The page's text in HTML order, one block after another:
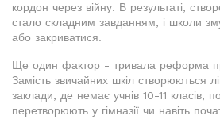
кордон через війну. В результаті,
стало складним завданням, і школи
або закриватися.
Ще один фактор - тривала реформа
Замість звичайних шкіл створюються
заклади, де немає учнів 10-11 класів,
перетворюють у гімназії чи навіть